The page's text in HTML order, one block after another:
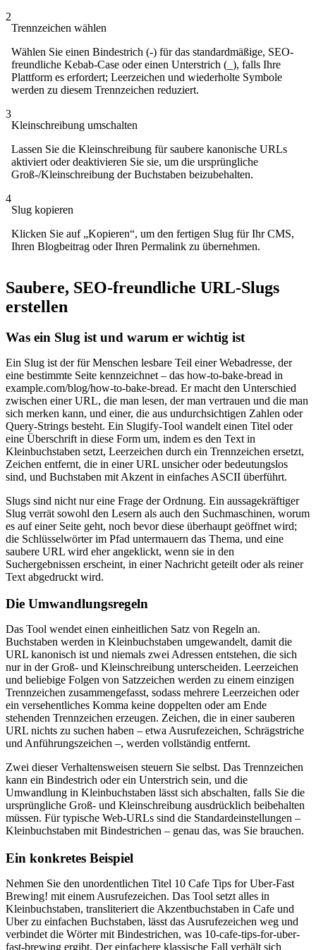
2
Trennzeichen wählen
Wählen Sie einen Bindestrich (-) für das standardmäßige, SEO-
freundliche Kebab-Case oder einen Unterstrich (_), falls Ihre
Plattform es erfordert; Leerzeichen und wiederholte Symbole
werden zu diesem Trennzeichen reduziert.
3
Kleinschreibung umschalten
Lassen Sie die Kleinschreibung für saubere kanonische URLs
aktiviert oder deaktivieren Sie sie, um die ursprüngliche
Groß-/Kleinschreibung der Buchstaben beizubehalten.
4
Slug kopieren
Klicken Sie auf „Kopieren“, um den fertigen Slug für Ihr CMS,
Ihren Blogbeitrag oder Ihren Permalink zu übernehmen.
Saubere, SEO-freundliche URL-Slugs
erstellen
Was ein Slug ist und warum er wichtig ist
Ein Slug ist der für Menschen lesbare Teil einer Webadresse, der
eine bestimmte Seite kennzeichnet – das how-to-bake-bread in
example.com/blog/how-to-bake-bread. Er macht den Unterschied
zwischen einer URL, die man lesen, der man vertrauen und die man
sich merken kann, und einer, die aus undurchsichtigen Zahlen oder
Query-Strings besteht. Ein Slugify-Tool wandelt einen Titel oder
eine Überschrift in diese Form um, indem es den Text in
Kleinbuchstaben setzt, Leerzeichen durch ein Trennzeichen ersetzt,
Zeichen entfernt, die in einer URL unsicher oder bedeutungslos
sind, und Buchstaben mit Akzent in einfaches ASCII überführt.
Slugs sind nicht nur eine Frage der Ordnung. Ein aussagekräftiger
Slug verrät sowohl den Lesern als auch den Suchmaschinen, worum
es auf einer Seite geht, noch bevor diese überhaupt geöffnet wird;
die Schlüsselwörter im Pfad untermauern das Thema, und eine
saubere URL wird eher angeklickt, wenn sie in den
Suchergebnissen erscheint, in einer Nachricht geteilt oder als reiner
Text abgedruckt wird.
Die Umwandlungsregeln
Das Tool wendet einen einheitlichen Satz von Regeln an.
Buchstaben werden in Kleinbuchstaben umgewandelt, damit die
URL kanonisch ist und niemals zwei Adressen entstehen, die sich
nur in der Groß- und Kleinschreibung unterscheiden. Leerzeichen
und beliebige Folgen von Satzzeichen werden zu einem einzigen
Trennzeichen zusammengefasst, sodass mehrere Leerzeichen oder
ein versehentliches Komma keine doppelten oder am Ende
stehenden Trennzeichen erzeugen. Zeichen, die in einer sauberen
URL nichts zu suchen haben – etwa Ausrufezeichen, Schrägstriche
und Anführungszeichen –, werden vollständig entfernt.
Zwei dieser Verhaltensweisen steuern Sie selbst. Das Trennzeichen
kann ein Bindestrich oder ein Unterstrich sein, und die
Umwandlung in Kleinbuchstaben lässt sich abschalten, falls Sie die
ursprüngliche Groß- und Kleinschreibung ausdrücklich beibehalten
müssen. Für typische Web-URLs sind die Standardeinstellungen –
Kleinbuchstaben mit Bindestrichen – genau das, was Sie brauchen.
Ein konkretes Beispiel
Nehmen Sie den unordentlichen Titel 10 Cafe Tips for Uber-Fast
Brewing! mit einem Ausrufezeichen. Das Tool setzt alles in
Kleinbuchstaben, transliteriert die Akzentbuchstaben in Cafe und
Uber zu einfachen Buchstaben, lässt das Ausrufezeichen weg und
verbindet die Wörter mit Bindestrichen, was 10-cafe-tips-for-uber-
fast-brewing ergibt. Der einfachere klassische Fall verhält sich